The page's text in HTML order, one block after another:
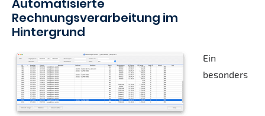
Automatisierte
Rechnungsverarbeitung im
Hintergrund
Ein
besonders